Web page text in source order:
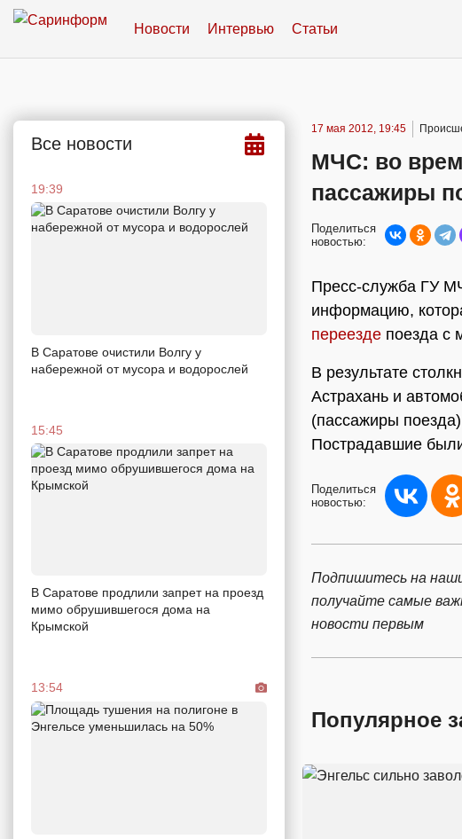
Новости Интервью Статьи
Все новости
19:39
В Саратове очистили Волгу у
набережной от мусора и водорослей
15:45
В Саратове продлили запрет на проезд
мимо обрушившегося дома на
Крымской
13:54
17 мая 2012, 19:45
МЧС: во
пассажиры
Поделиться
новостью:
Пресс-служба ГУ
информацию,
переезде поезда с
В результате
Астрахань и
(пассажиры
Пострадавшие
Поделиться
новостью:
Подпишитесь на
получайте самые
новости первым
Популярное